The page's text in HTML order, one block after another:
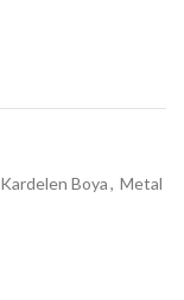
Kardelen Boya, Metal